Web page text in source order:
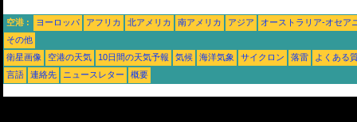
空港 : ヨーロッパ アフリカ 北アメリカ 南アメリカ アジア
オーストラリア-オセア
その他
衛星画像
空港の天気 10日間の天気予報 気候 海洋気象 サイクロン 落雷
よくある
言語
連絡先 ニュースレター 概要